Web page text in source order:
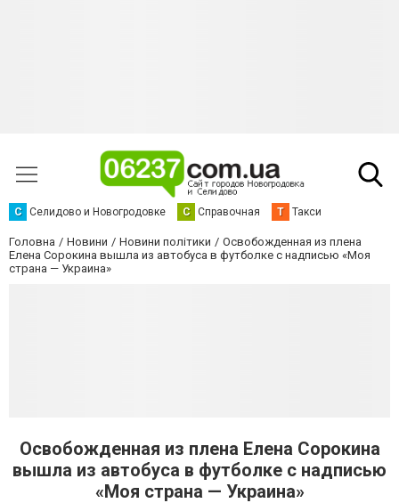
С Селидово и Новогродовке С Справочная Т Такси
Головна Новини Новини політики
Освобожденная из плена
Елена Сорокина вышла из автобуса в футболке с надписью «Моя
страна — Украина»
Освобожденная из плена Елена Сорокина
вышла из автобуса в футболке с надписью
«Моя страна — Украина»